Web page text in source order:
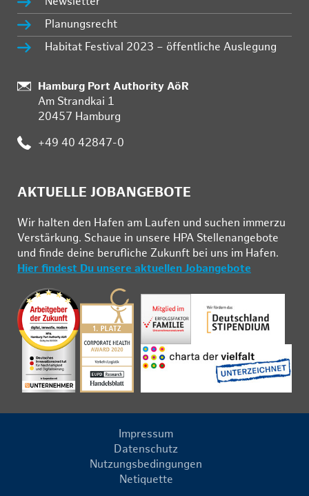
Planungsrecht
Habitat Festival 2023 – öffentliche Auslegung
:
Hamburg Port Authority AöR
Am Strandkai 1
20457 Hamburg
: +49 40 42847-0
AKTUELLE JOBANGEBOTE
Wir hal­ten den Ha­fen am Lau­fen und su­chen im­mer­zu
Ver­stär­kung. Schau­e in un­se­re HPA Stel­len­an­ge­bo­te
und fin­de deine be­ruf­li­che Zu­kunft bei uns im Ha­fen.
Hier findest Du unsere aktuellen Jobangebote
Impressum
Datenschutz
Nutzungsbedingungen
Netiquette